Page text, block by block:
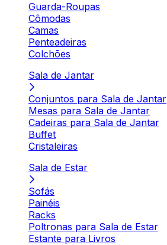
Guarda-Roupas
Cômodas
Camas
Penteadeiras
Colchões
Sala de Jantar
Conjuntos para Sala de Jantar
Mesas para Sala de Jantar
Cadeiras para Sala de Jantar
Buffet
Cristaleiras
Sala de Estar
Sofás
Painéis
Racks
Poltronas para Sala de Estar
Estante para Livros